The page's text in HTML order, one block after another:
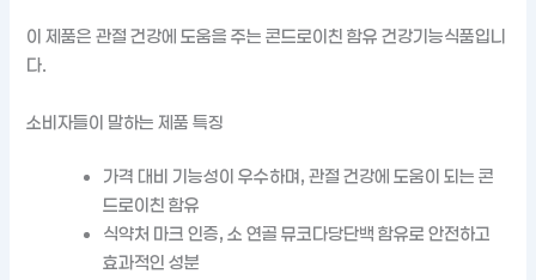
이 제품은 관절 건강에 도움을 주는 콘드로이친 함유 건강기능식품입니
다.
소비자들이 말하는 제품 특징
가격 대비 기능성이 우수하며, 관절 건강에 도움이 되는 콘
드로이친 함유
식약처 마크 인증, 소 연골 뮤코다당단백 함유로 안전하고
효과적인 성분